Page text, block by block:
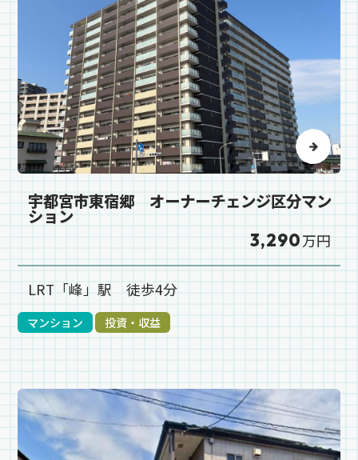
宇都宮市東宿郷 オーナーチェンジ区分マン
ション
3,290万円
LRT「峰」駅 徒歩4分
マンション 投資・収益